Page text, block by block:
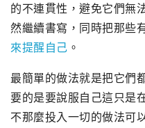
的不連貫性，避免它們無
然繼續書寫，同時把那些
來提醒自己 。
最簡單的做法就是把它們
要的是要說服自己這只是
不那麼投入一切的做法可